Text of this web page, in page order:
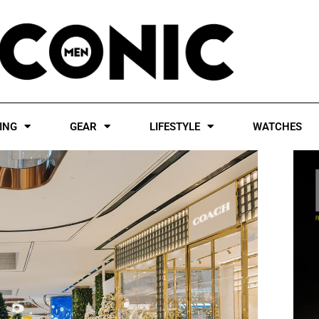
GEAR LIFESTYLE WATCHES